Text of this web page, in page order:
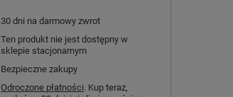
30 dni na darmowy zwrot
Ten produkt nie jest dostępny w
sklepie stacjonarnym
Bezpieczne zakupy
Odroczone płatności. Kup teraz,